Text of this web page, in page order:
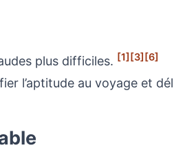
plus difficiles. [1][3][6]
l’aptitude au voyage et